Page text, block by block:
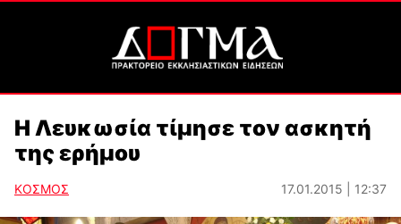
Η Λευκωσία τίμησε τον ασκητή
της ερήμου
ΚΟΣΜΟΣ 17.01.2015 | 12:37